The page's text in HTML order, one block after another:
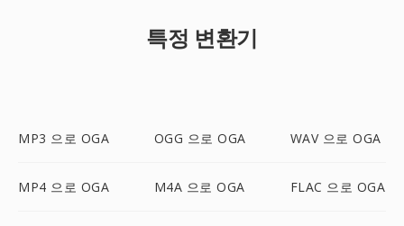
특정 변환기
MP3 으로 OGA OGG 으로 OGA WAV 으로 OGA
MP4 으로 OGA M4A 으로 OGA FLAC 으로 OGA